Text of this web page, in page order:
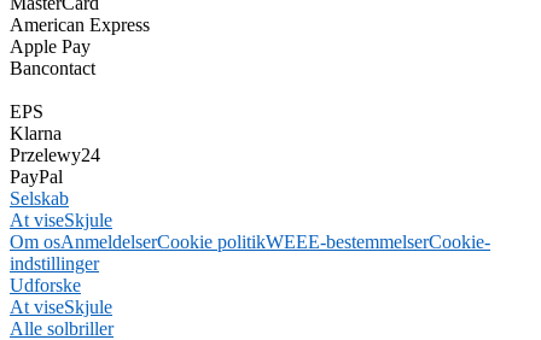
American Express
Apple Pay
Bancontact
EPS
Klarna
Przelewy24
PayPal
Selskab
At viseSkjule
Om osAnmeldelserCookie politikWEEE-bestemmelserCookie-
indstillinger
Udforske
At viseSkjule
Alle solbriller